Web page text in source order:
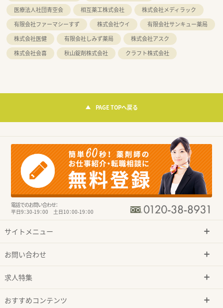
医療法人社団青空会
相互薬工株式会社
株式会社メディラック
有限会社ファーマシーすず
株式会社ウイ
有限会社サンキュー薬局
株式会社医健
有限会社しみず薬局
株式会社アスク
株式会社会喜
秋山錠剤株式会社 クラフト株式会社
PAGE TOPへ戻る
電話でのお問い合わせ：
平日9：30-19：00 土日10：00-19：00
サイトメニュー
お問い合わせ
求人特集
おすすめコンテンツ